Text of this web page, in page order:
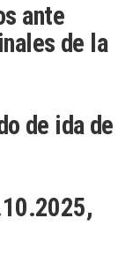
ante
de la
de ida de